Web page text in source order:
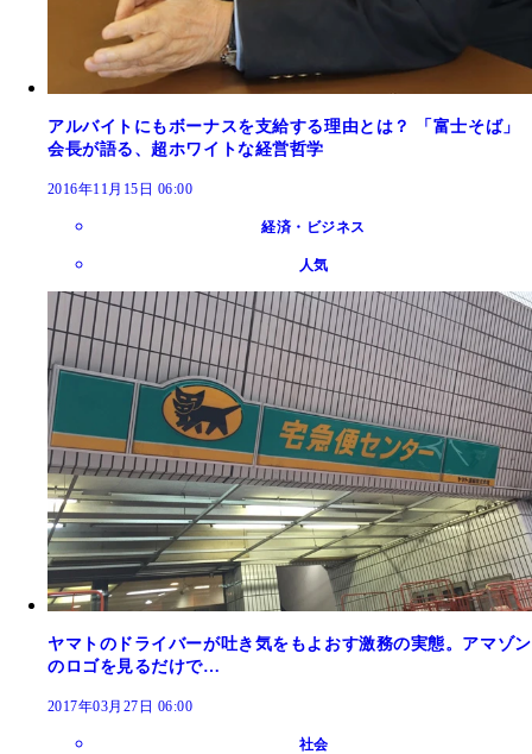
アルバイトにもボーナスを支給する理由とは？ 「富士そば」
会長が語る、超ホワイトな経営哲学
2016年11月15日 06:00
経済・ビジネス
人気
ヤマトのドライバーが吐き気をもよおす激務の実態。アマゾン
のロゴを見るだけで…
2017年03月27日 06:00
社会